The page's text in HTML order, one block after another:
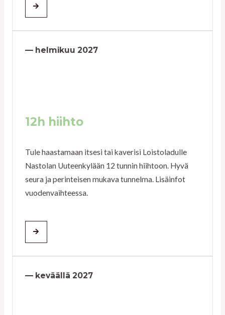
— helmikuu 2027
12h hiihto
Tule haastamaan itsesi tai kaverisi Loistoladulle
Nastolan Uuteenkylään 12 tunnin hiihtoon. Hyvä
seura ja perinteisen mukava tunnelma. Lisäinfot
vuodenvaihteessa.
— keväällä 2027